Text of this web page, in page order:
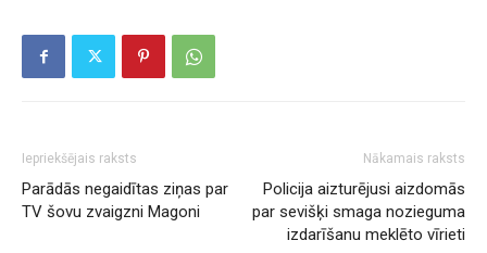
Iepriekšējais raksts
Parādās negaidītas ziņas par
TV šovu zvaigzni Magoni
Nākamais raksts
Policija aizturējusi aizdomās
par sevišķi smaga nozieguma
izdarīšanu meklēto vīrieti